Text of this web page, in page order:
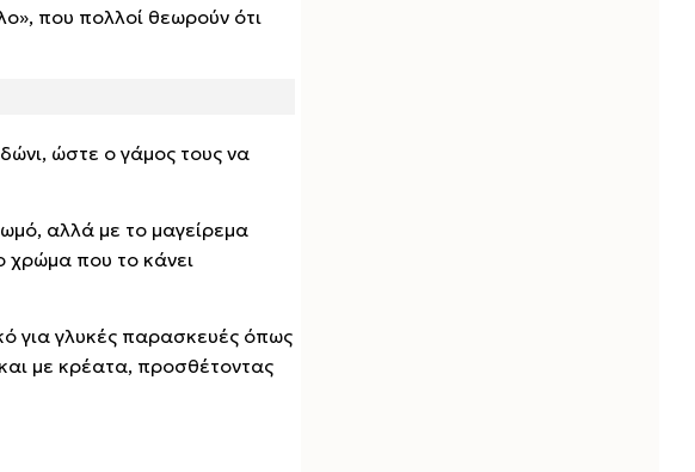
που πολλοί θεωρούν ότι
ώστε ο γάμος τους να
αλλά με το μαγείρεμα
χρώμα που το κάνει
για γλυκές παρασκευές όπως
με κρέατα, προσθέτοντας